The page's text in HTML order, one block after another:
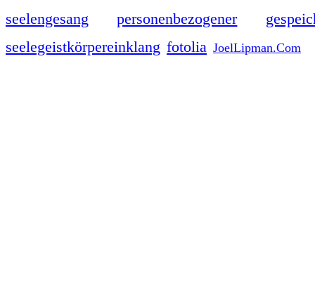
seelengesang
personenbezogener
seelegeistkörpereinklang fotolia JoelLipman.Com